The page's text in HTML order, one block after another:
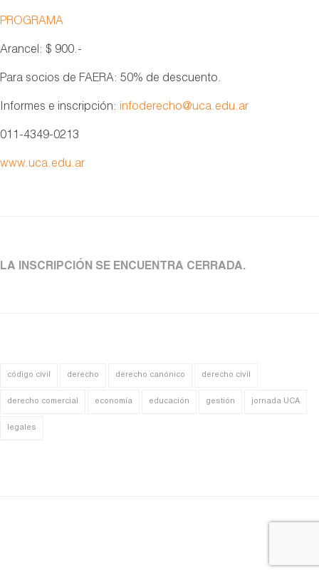
PROGRAMA
Arancel: $ 900.-
Para socios de FAERA: 50% de descuento.
Informes e inscripción: infoderecho@uca.edu.ar
011-4349-0213
www.uca.edu.ar
LA INSCRIPCIÓN SE ENCUENTRA CERRADA.
código civil derecho derecho canónico derecho civil
derecho comercial economía educación gestión jornada UCA
legales